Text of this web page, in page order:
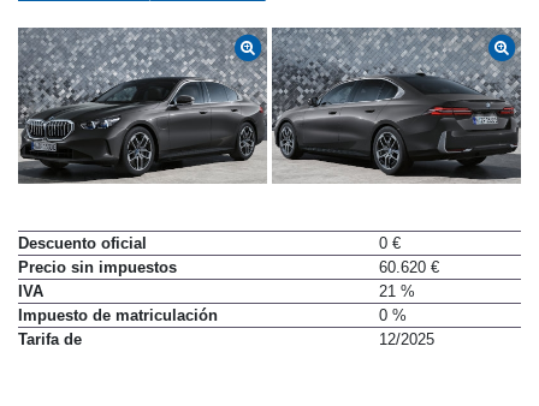
Descuento oficial
0 €
Precio sin impuestos
60.620 €
IVA
21 %
Impuesto de matriculación
0 %
Tarifa de
12/2025